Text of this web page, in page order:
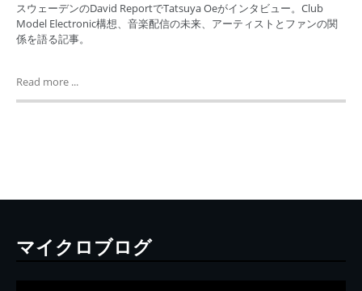
スウェーデンのDavid ReportでTatsuya Oeがインタビュー。Club
Model Electronic構想、音楽配信の未来、アーティストとファンの関
係を語る記事。
Read more ...
マイクロブログ